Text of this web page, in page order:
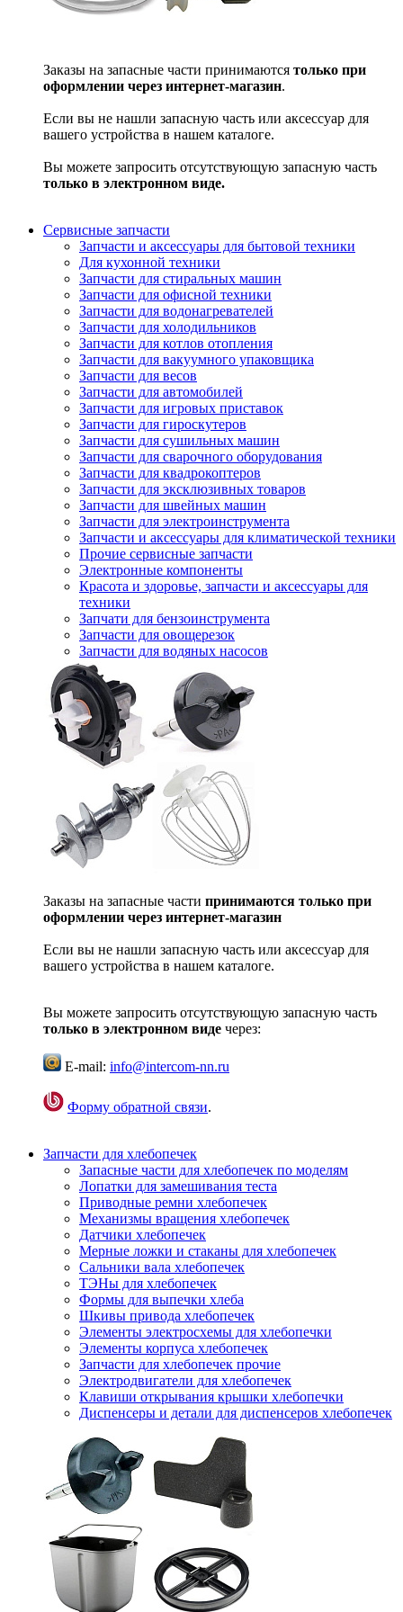
Заказы на запасные части принимаются только при
оформлении через интернет-магазин.
Если вы не нашли запасную часть или аксессуар для
вашего устройства в нашем каталоге.
Вы можете запросить отсутствующую запасную часть
только в электронном виде.
Сервисные запчасти
Запчасти и аксессуары для бытовой техники
Для кухонной техники
Запчасти для стиральных машин
Запчасти для офисной техники
Запчасти для водонагревателей
Запчасти для холодильников
Запчасти для котлов отопления
Запчасти для вакуумного упаковщика
Запчасти для весов
Запчасти для автомобилей
Запчасти для игровых приставок
Запчасти для гироскутеров
Запчасти для сушильных машин
Запчасти для сварочного оборудования
Запчасти для квадрокоптеров
Запчасти для эксклюзивных товаров
Запчасти для швейных машин
Запчасти для электроинструмента
Запчасти и аксессуары для климатической техники
Прочие сервисные запчасти
Электронные компоненты
Красота и здоровье, запчасти и аксессуары для
техники
Запчати для бензоинструмента
Запчасти для овощерезок
Запчасти для водяных насосов
Заказы на запасные части принимаются только при
оформлении через интернет-магазин
Если вы не нашли запасную часть или аксессуар для
вашего устройства в нашем каталоге.
Вы можете запросить отсутствующую запасную часть
только в электронном виде через:
E-mail: info@intercom-nn.ru
Форму обратной связи.
Запчасти для хлебопечек
Запасные части для хлебопечек по моделям
Лопатки для замешивания теста
Приводные ремни хлебопечек
Механизмы вращения хлебопечек
Датчики хлебопечек
Мерные ложки и стаканы для хлебопечек
Сальники вала хлебопечек
ТЭНы для хлебопечек
Формы для выпечки хлеба
Шкивы привода хлебопечек
Элементы электросхемы для хлебопечки
Элементы корпуса хлебопечек
Запчасти для хлебопечек прочие
Электродвигатели для хлебопечек
Клавиши открывания крышки хлебопечки
Диспенсеры и детали для диспенсеров хлебопечек